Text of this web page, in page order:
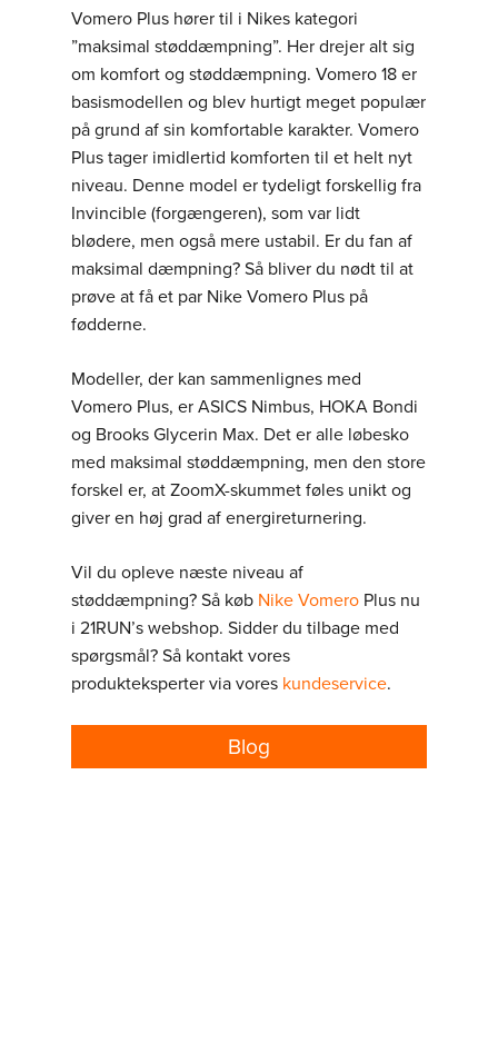
Vomero Plus hører til i Nikes kategori
”maksimal støddæmpning”. Her drejer alt sig
om komfort og støddæmpning. Vomero 18 er
basismodellen og blev hurtigt meget populær
på grund af sin komfortable karakter. Vomero
Plus tager imidlertid komforten til et helt nyt
niveau. Denne model er tydeligt forskellig fra
Invincible (forgængeren), som var lidt
blødere, men også mere ustabil. Er du fan af
maksimal dæmpning? Så bliver du nødt til at
prøve at få et par Nike Vomero Plus på
fødderne.
Modeller, der kan sammenlignes med
Vomero Plus, er ASICS Nimbus, HOKA Bondi
og Brooks Glycerin Max. Det er alle løbesko
med maksimal støddæmpning, men den store
forskel er, at ZoomX-skummet føles unikt og
giver en høj grad af energireturnering.
Vil du opleve næste niveau af
støddæmpning? Så køb Nike Vomero Plus nu
i 21RUN’s webshop. Sidder du tilbage med
spørgsmål? Så kontakt vores
produkteksperter via vores kundeservice.
Blog